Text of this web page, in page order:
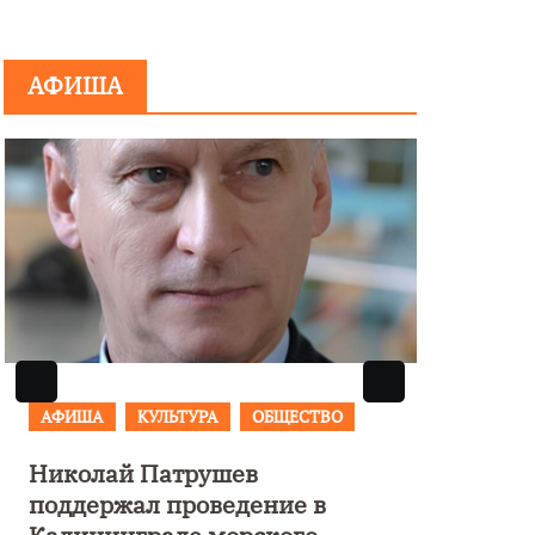
АФИША
АФИША КУЛЬТУРА ОБЩЕСТВО
Николай Патрушев
поддержал проведение в